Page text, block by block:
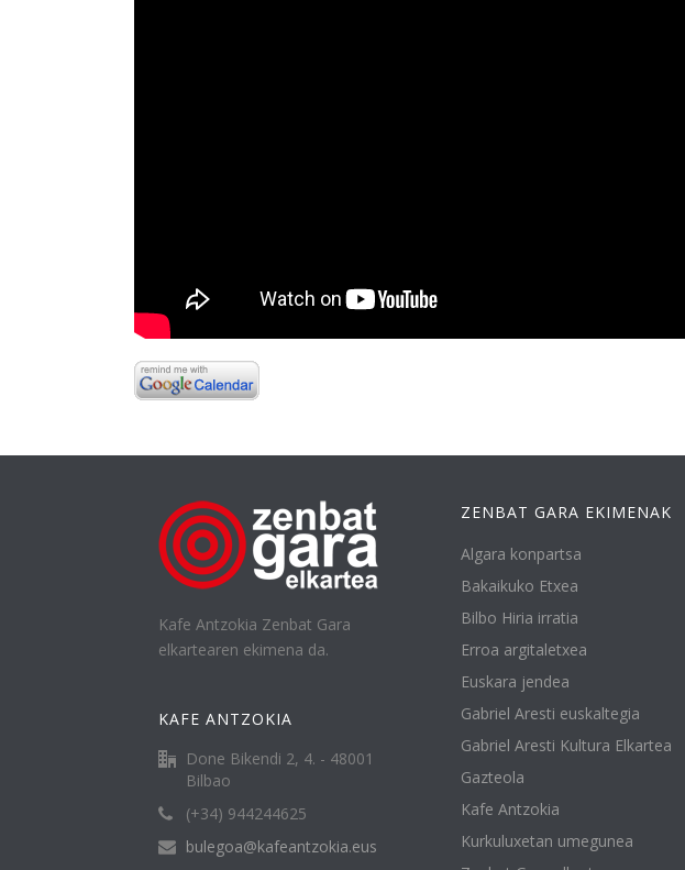
Kafe Antzokia Zenbat Gara
elkartearen ekimena da.
KAFE ANTZOKIA
Done Bikendi 2, 4. - 48001
Bilbao
(+34) 944244625
bulegoa@kafeantzokia.eus
ZENBAT GARA EKIMENAK
Algara konpartsa
Bakaikuko Etxea
Bilbo Hiria irratia
Erroa argitaletxea
Euskara jendea
Gabriel Aresti euskaltegia
Gabriel Aresti Kultura Elkartea
Gazteola
Kafe Antzokia
Kurkuluxetan umegunea